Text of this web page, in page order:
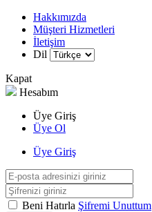
Hakkımızda
Müşteri Hizmetleri
İletişim
Dil
Kapat
Hesabım
Üye Giriş
Üye Ol
Üye Giriş
Beni Hatırla Şifremi Unuttum